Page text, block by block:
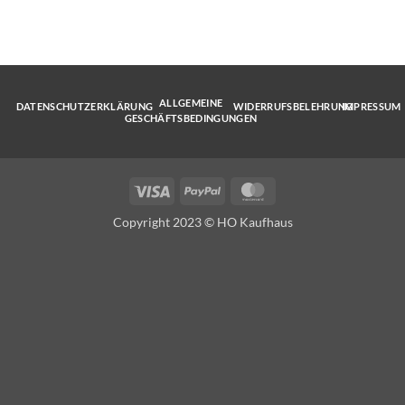
DATENSCHUTZERKLÄRUNG ALLGEMEINE
GESCHÄFTSBEDINGUNGEN
WIDERRUFSBELEHRUNGIMPRESSUM
Visa PayPal
Copyright 2023 © HO Kaufhaus